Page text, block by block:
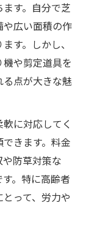
安心
減
訣
とは
方法
策も万全
安心感
事例集
す。自分で芝
広い面積の作
す。しかし、
や剪定道具を
点が大きな魅
に対応してく
きます。料金
防草対策な
。特に高齢者
って、労力や